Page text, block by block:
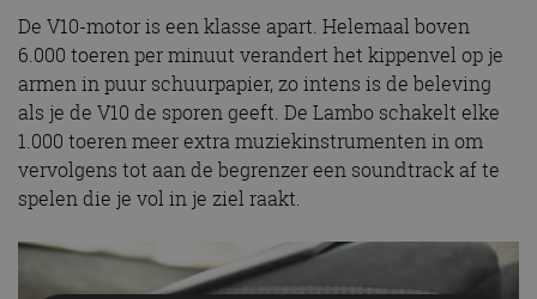
De V10-motor is een klasse apart. Helemaal boven
6.000 toeren per minuut verandert het kippenvel op je
armen in puur schuurpapier, zo intens is de beleving
als je de V10 de sporen geeft. De Lambo schakelt elke
1.000 toeren meer extra muziekinstrumenten in om
vervolgens tot aan de begrenzer een soundtrack af te
spelen die je vol in je ziel raakt.